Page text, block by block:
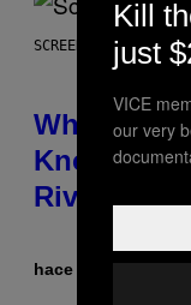
SCREENSHOT:
Who Is
Know
Rivals
hace 1 horaPor
Kill
just
VICE
our very